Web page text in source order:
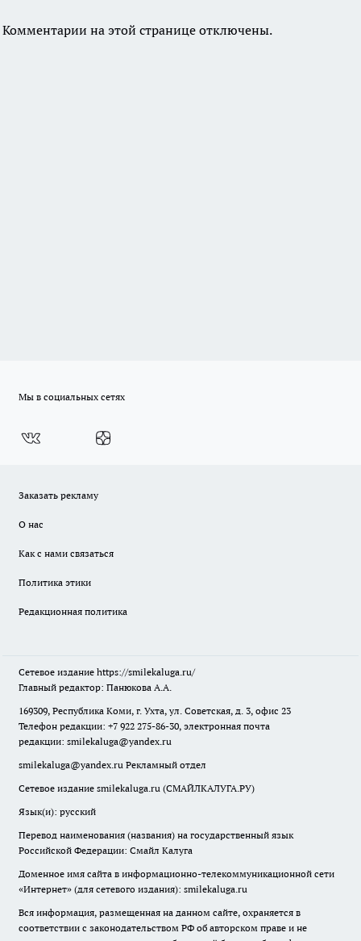
Комментарии на этой странице отключены.
Мы в социальных сетях
Заказать рекламу
О нас
Как с нами связаться
Политика этики
Редакционная политика
Сетевое издание https://smilekaluga.ru/
Главный редактор: Панюкова А.А.
169309, Республика Коми, г. Ухта, ул. Советская, д. 3, офис 23
Телефон редакции: +7 922 275-86-30, электронная почта
редакции: smilekaluga@yandex.ru
smilekaluga@yandex.ru Рекламный отдел
Сетевое издание smilekaluga.ru (СМАЙЛКАЛУГА.РУ)
Язык(и): русский
Перевод наименования (названия) на государственный язык
Российской Федерации: Смайл Калуга
Доменное имя сайта в информационно-телекоммуникационной сети
«Интернет» (для сетевого издания): smilekaluga.ru
Вся информация, размещенная на данном сайте, охраняется в
соответствии с законодательством РФ об авторском праве и не